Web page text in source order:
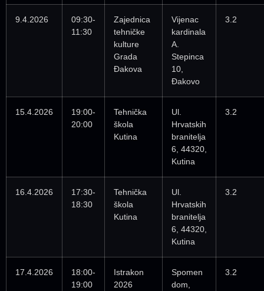
9.4.2026
09:30-
11:30
Zajednica
tehničke
kulture
Grada
Đakova
Vijenac
kardinala
A.
Stepinca
10,
Đakovo
3.2
15.4.2026
19:00-
20:00
Tehnička
škola
Kutina
Ul.
Hrvatskih
branitelja
6, 44320,
Kutina
3.2
16.4.2026
17:30-
18:30
Tehnička
škola
Kutina
Ul.
Hrvatskih
branitelja
6, 44320,
Kutina
3.2
17.4.2026
18:00-
19:00
Istrakon
2026
Spomen
dom,
3.2